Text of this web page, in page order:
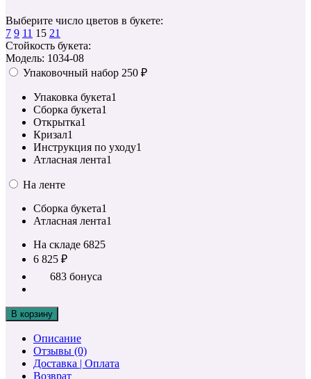
Выберите число цветов в букете:
7 9 11 15 21
Стойкость букета:
Модель: 1034-08
Упаковочный набор 250 ₽
Упаковка букета1
Сборка букета1
Открытка1
Кризал1
Инструкция по уходу1
Атласная лента1
На ленте
Сборка букета1
Атласная лента1
На складе 6825
6 825 ₽
683 бонуса
В корзину
Описание
Отзывы (0)
Доставка | Оплата
Возврат